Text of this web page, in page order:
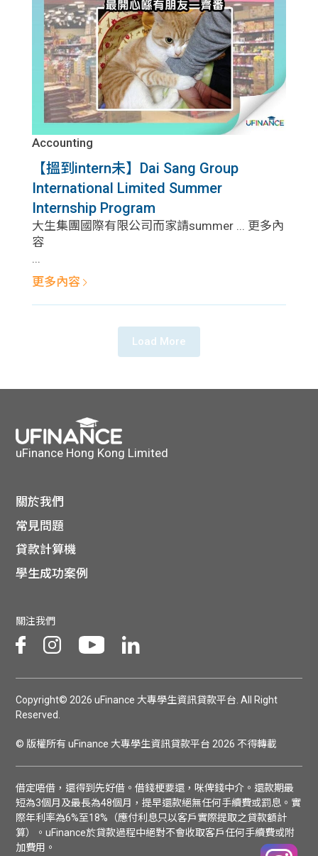
Accounting
【搵到intern未】Dai Sang Group
International Limited Summer
Internship Program
大生集團國際有限公司而家請summer ... 更多內
容
...
更多內容
Load More
uFinance Hong Kong Limited
關於我們
常見問題
貸款計算機
學生成功案例
關注我們
Copyright© 2026 uFinance 大專學生資訊貸款平台. All Right
Reserved.
© 版權所有 uFinance 大專學生資訊貸款平台 2026 不得轉載
借定唔借，還得到先好借。借錢梗要還，咪俾錢中介。還款期最
短為3個月及最長為48個月，提早還款絕無任何手續費或罰息。實
際年利率為6%至18%（應付利息只以客戶實際提取之貸款額計
算）。uFinance於貸款過程中絕對不會收取客戶任何手續費或附
加費用。